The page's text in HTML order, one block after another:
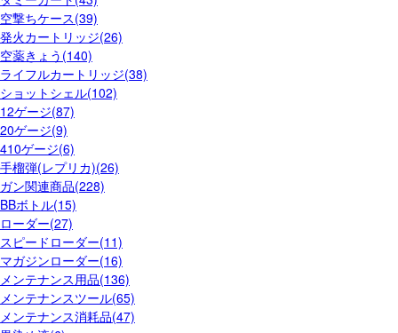
空撃ちケース(39)
発火カートリッジ(26)
空薬きょう(140)
ライフルカートリッジ(38)
ショットシェル(102)
12ゲージ(87)
20ゲージ(9)
410ゲージ(6)
手榴弾(レプリカ)(26)
ガン関連商品(228)
BBボトル(15)
ローダー(27)
スピードローダー(11)
マガジンローダー(16)
メンテナンス用品(136)
メンテナンスツール(65)
メンテナンス消耗品(47)